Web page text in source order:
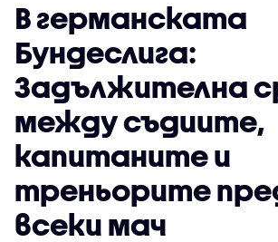
В германската
Бундеслига:
Задължителна
между съдиите,
капитаните и
треньорите
всеки мач